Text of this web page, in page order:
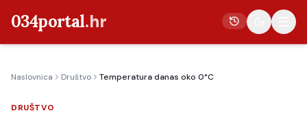
034portal.hr
Crna kronika
Naslovnica Društvo Temperatura danas oko 0°C
DRUŠTVO